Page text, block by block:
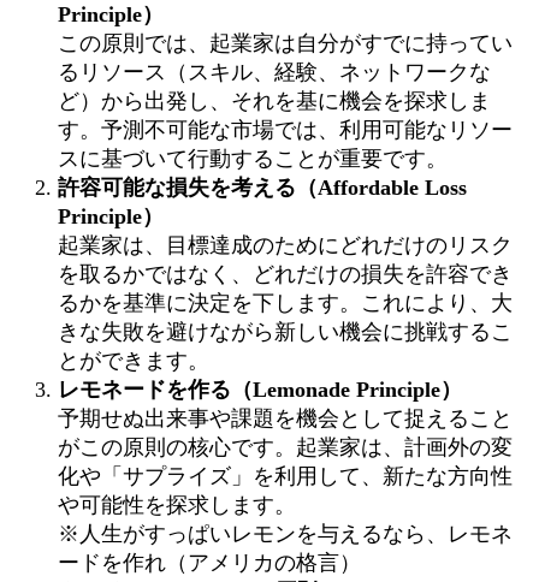
Principle）
この原則では、起業家は自分がすでに持ってい
るリソース（スキル、経験、ネットワークな
ど）から出発し、それを基に機会を探求しま
す。予測不可能な市場では、利用可能なリソー
スに基づいて行動することが重要です。
許容可能な損失を考える（Affordable Loss
Principle）
起業家は、目標達成のためにどれだけのリスク
を取るかではなく、どれだけの損失を許容でき
るかを基準に決定を下します。これにより、大
きな失敗を避けながら新しい機会に挑戦するこ
とができます。
レモネードを作る（Lemonade Principle）
予期せぬ出来事や課題を機会として捉えること
がこの原則の核心です。起業家は、計画外の変
化や「サプライズ」を利用して、新たな方向性
や可能性を探求します。
※人生がすっぱいレモンを与えるなら、レモネ
ードを作れ（アメリカの格言）